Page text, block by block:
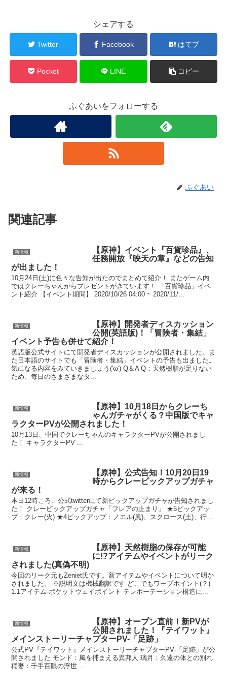
シェアする
Twitter Facebook はてブ
Pocket LINE コピー
ふぐあいをフォローする
ふぐあい
関連記事
新情報
【原神】イベント『百貨珍品』、
任務開放『映天の章』などの告知
が出ました！
10月24日(土)に色々な告知が出たのでまとめて紹介！ またゲーム内
ではクレーちゃんからプレゼントがきています！ 「百貨珍品」イベ
ント紹介 【イベント期間】 2020/10/26 04:00 ~ 2020/11/...
新情報
【原神】開発者ディスカッション
公開(英語版)！「冒険者・集結」
イベント予告も併せて紹介！
英語版公式サイトにて開発者ディスカッションが公開されました。ま
た日本語のサイトでも「冒険者・集結」イベントの予告も出ました。
気になる内容をみていきましょう('ω') Q＆A Q：天然樹脂が足りない
ため、毎日のさまざまなタ...
新情報
【原神】10月18日からクレーち
ゃんガチャがくる？中国版でキャ
ラクターPVが公開されました！
10月13日、中国でクレーちゃんのキャラクターPVが公開されまし
た！ キャラクターPV ...
新情報
【原神】公式告知！10月20日19
時からクレーピックアップガチャ
が来る！
本日12時ころ、公式twitterにて新ピックアップガチャが告知されまし
た！ クレーピックアップガチャ「フレアの止まり」 ★5ピックアッ
プ：クレー(火) ★4ピックアップ：ノエル(風)、スクロース(土)、行...
新情報
【原神】天然樹脂の保存が可能
に!?アイテムやイベントがリーク
されました(真偽不明)
今回のリーク元もZeniet氏です。新アイテムやイベントについて明か
されました。 ※説明文は機械翻訳です どこでもワープポイント(？)
1.1アイテム-ポケットウェイポイント テレポーテーション構造に...
新情報
【原神】オープン直前！新PVが
公開されました！『テイワット』
メインストーリーチャプターPV-「足跡」
公式PV『テイワット』メインストーリーチャプターPV-「足跡」が公
開されました モンド：風を捕まえる異邦人 璃月：久遠の体との別れ
稲妻：千手百眼の浮世 ...